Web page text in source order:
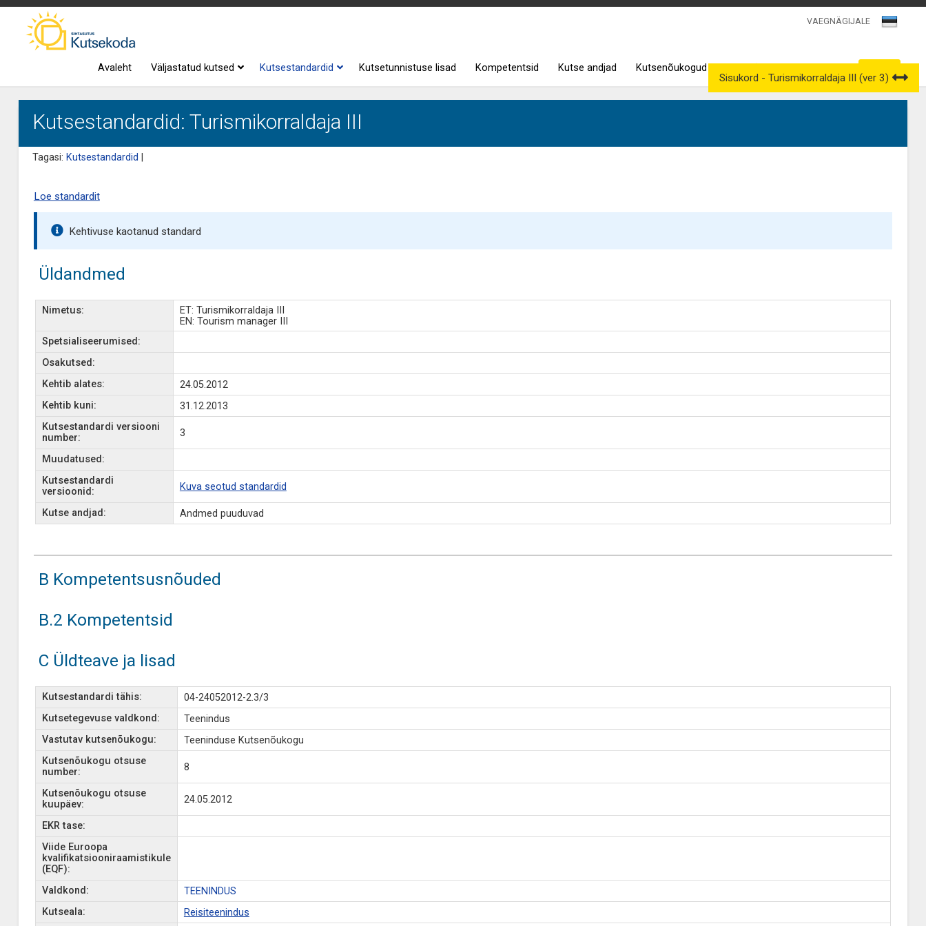
VAEGNÄGIJALE
Avaleht Väljastatud kutsed Kutsestandardid Kutsetunnistuse lisad Kompetentsid Kutse andjad Kutsenõukogud
Kutsestandardid: Turismikorraldaja III
Tagasi: Kutsestandardid
Sisukord - Turismikorraldaja III (ver 3)
Loe standardit
Kehtivuse kaotanud standard
Üldandmed
Nimetus:
ET: Turismikorraldaja III
EN: Tourism manager III
Spetsialiseerumised:
Osakutsed:
Kehtib alates:
24.05.2012
Kehtib kuni:
31.12.2013
Kutsestandardi versiooni
number:
3
Muudatused:
Kutsestandardi
versioonid:
Kuva seotud standardid
Kutse andjad: Andmed puuduvad
B Kompetentsusnõuded
B.2 Kompetentsid
C Üldteave ja lisad
Kutsestandardi tähis:
04-24052012-2.3/3
Kutsetegevuse valdkond:
Teenindus
Vastutav kutsenõukogu:
Teeninduse Kutsenõukogu
Kutsenõukogu otsuse
number:
8
Kutsenõukogu otsuse
kuupäev:
24.05.2012
EKR tase:
Viide Euroopa
kvalifikatsiooniraamistikule
(EQF):
Valdkond:
TEENINDUS
Kutseala:
Reisiteenindus